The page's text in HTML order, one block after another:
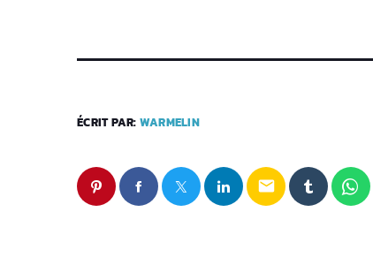
ÉCRIT PAR: WARMELIN
email